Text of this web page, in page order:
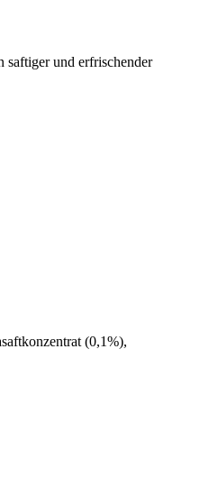
saftiger und erfrischender
(0,1%),